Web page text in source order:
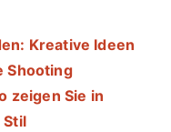
Kreative Ideen
Shooting
zeigen Sie in
Stil